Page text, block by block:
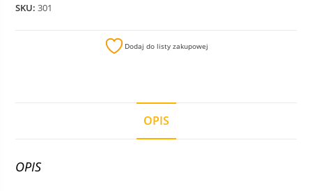
SKU:301
Dodaj do listy zakupowej
OPIS
OPIS